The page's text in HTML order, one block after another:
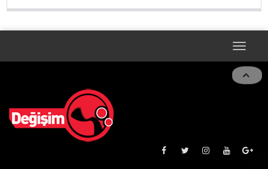
Toggle